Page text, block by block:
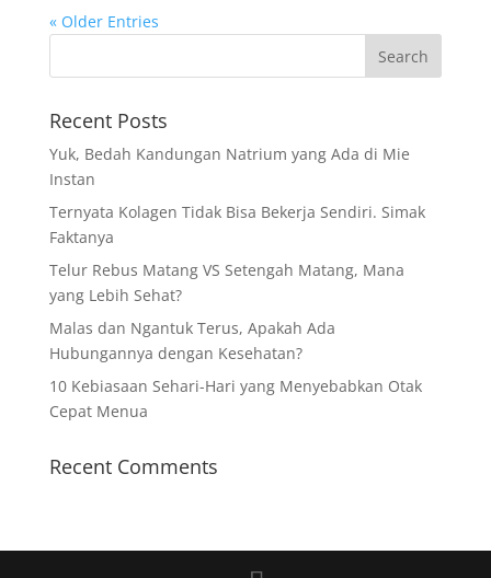
« Older Entries
Recent Posts
Yuk, Bedah Kandungan Natrium yang Ada di Mie
Instan
Ternyata Kolagen Tidak Bisa Bekerja Sendiri. Simak
Faktanya
Telur Rebus Matang VS Setengah Matang, Mana
yang Lebih Sehat?
Malas dan Ngantuk Terus, Apakah Ada
Hubungannya dengan Kesehatan?
10 Kebiasaan Sehari-Hari yang Menyebabkan Otak
Cepat Menua
Recent Comments